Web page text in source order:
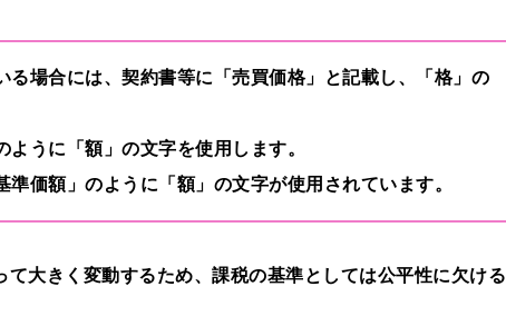
る場合には、契約書等に「売買価格」と記載し、「格」の
うに「額」の文字を使用します。
価額」のように「額」の文字が使用されています。
大きく変動するため、課税の基準としては公平性に欠ける